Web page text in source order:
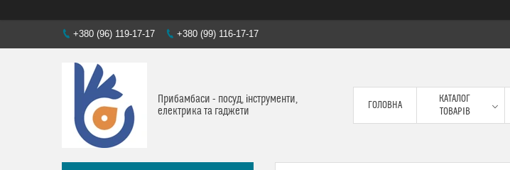
+380 (96) 119-17-17 +380 (99) 116-17-17
Прибамбаси - посуд, інструменти,
електрика та гаджети
ГОЛОВНА
КАТАЛОГ
ТОВАРІВ